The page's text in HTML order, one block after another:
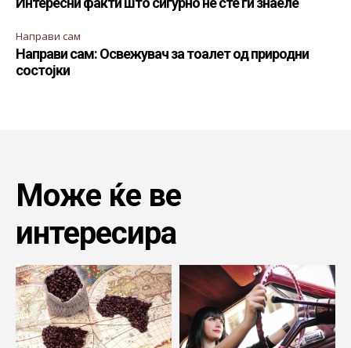
Направи сам
Направи сам: Освежувач за тоалет од природни
состојки
Може ќе ве
интересира